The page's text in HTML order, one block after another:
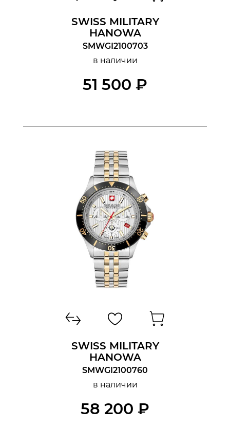
SWISS MILITARY
HANOWA
SMWGI2100703
в наличии
51 500 ₽
SWISS MILITARY
HANOWA
SMWGI2100760
в наличии
58 200 ₽